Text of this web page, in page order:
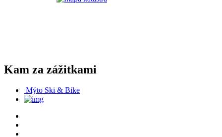
Kam za zážitkami
Mýto Ski & Bike